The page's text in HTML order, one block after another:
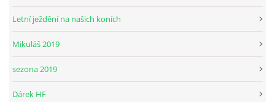
Letní ježdění na našich koních
Mikuláš 2019
sezona 2019
Dárek HF